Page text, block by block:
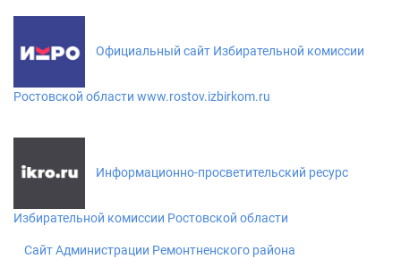
Официальный сайт Избирательной комиссии
Ростовской области www.rostov.izbirkom.ru
Информационно-просветительский ресурс
Избирательной комиссии Ростовской области
Сайт Администрации Ремонтненского района